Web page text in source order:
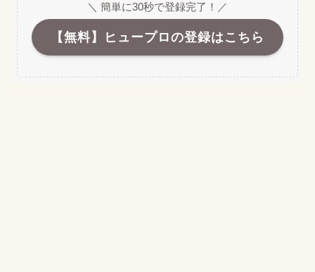
＼ 簡単に30秒で登録完了！／
【無料】ヒュープロの登録はこちら